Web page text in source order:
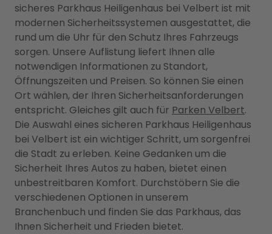
sicheres Parkhaus Heiligenhaus bei Velbert ist mit
modernen Sicherheitssystemen ausgestattet, die
rund um die Uhr für den Schutz Ihres Fahrzeugs
sorgen. Unsere Auflistung liefert Ihnen alle
notwendigen Informationen zu Standort,
Öffnungszeiten und Preisen. So können Sie einen
Ort wählen, der Ihren Sicherheitsanforderungen
entspricht. Gleiches gilt auch für Parken Velbert.
Die Auswahl eines sicheren Parkhaus Heiligenhaus
bei Velbert ist ein wichtiger Schritt, um sorgenfrei
die Stadt zu erleben. Keine Gedanken um die
Sicherheit Ihres Autos zu haben, bietet einen
unbestreitbaren Komfort. Durchstöbern Sie die
verschiedenen Optionen in unserem
Branchenbuch und finden Sie das Parkhaus, das
Ihnen Sicherheit und Frieden bietet.